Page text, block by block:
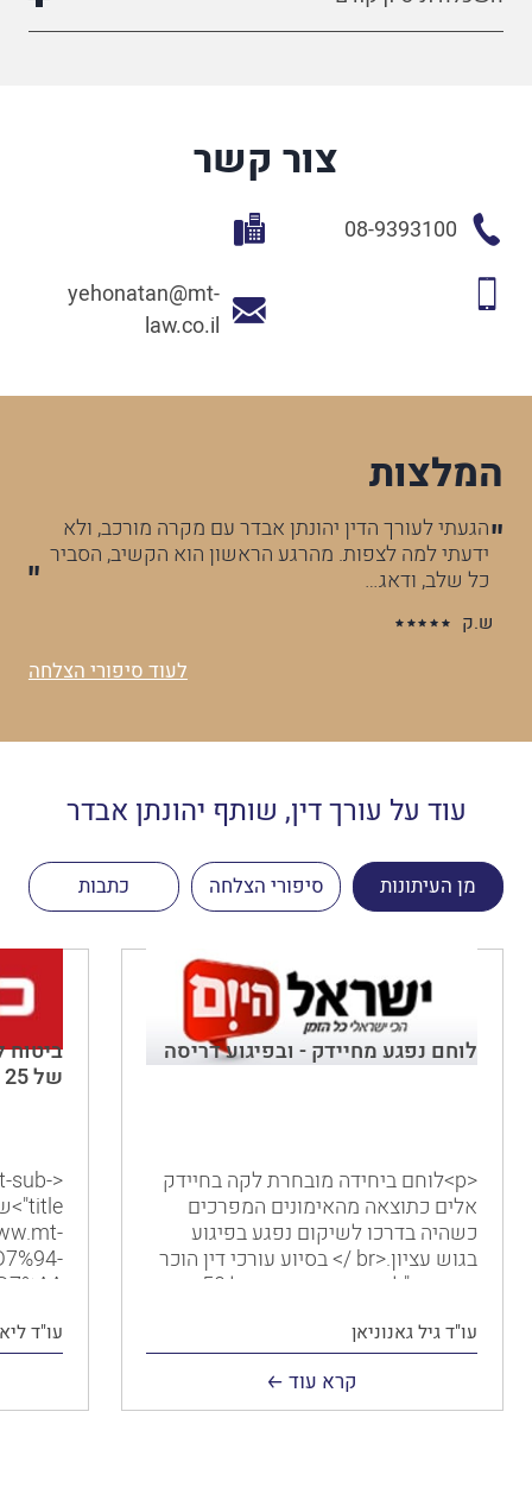
המלצות
ולא
הסביר
השירות שקיבלתי מהעו"ד היה יוצא מן הכלל! עורך
דאג לכל הפרטים, הוביל אותי בכל התהליך והסביר
שלב…
א.ח
לעוד סיפורי הצלחה
עוד על עורך דין, שותף יהונתן אבדר
מן העיתונות סיפורי הצלחה כתבות
לוחם נפגע מחיידק - ובפיגוע דריסה
<p>לוחם ביחידה מובחרת לקה בחיידק
אלים כתוצאה מהאימונים המפרכים
כשהיה בדרכו לשיקום נפגע בפיגוע
בגוש עציון.<br /> בסיוע עורכי דין הוכר
עו"ד גיל גאנוניאן
קרא עוד
ביטוח
של 25 מיליון שקל מנכים
sub-
נגבו
מהשכר
נפגעו
עו"ד
צור קשר
08-9393100
yehonatan@mt-
law.co.il